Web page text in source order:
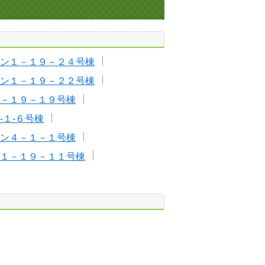
１－１９－２４号棟
１－１９－２２号棟
１９－１９号棟
１-６号棟
４－１－１号棟
－１９－１１号棟